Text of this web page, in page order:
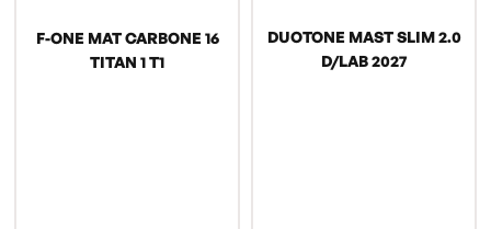
F-ONE MAT CARBONE 16
TITAN 1 T1
DUOTONE MAST SLIM 2.0
D/LAB 2027